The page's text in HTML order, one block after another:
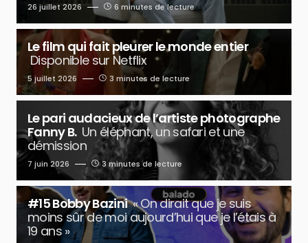
26 juillet 2026 6 minutes de lecture
Le film qui fait pleurer le monde entier
Disponible sur Netflix
5 juillet 2026 3 minutes de lecture
Le pari audacieux de l’artiste photographe
Fanny B. Un éléphant, un safari et une
démission
7 juin 2026 3 minutes de lecture
#15 Bobby Bazini « On dirait que je suis
moins sûr de moi aujourd’hui que je l’étais à
19 ans »